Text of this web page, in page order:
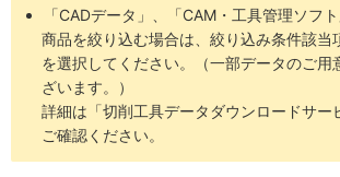
「CADデータ」、「CAM・工具管理ソフ
商品を絞り込む場合は、絞り込み条件該当
を選択してください。（一部データのご用
ざいます。）
詳細は「切削工具データダウンロードサー
ご確認ください。